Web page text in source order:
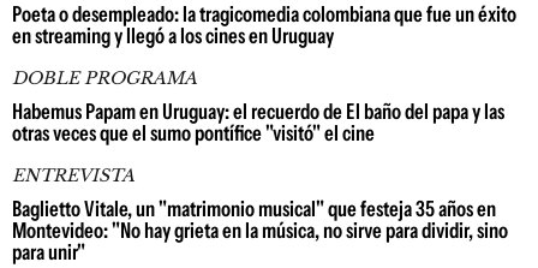
Poeta o desempleado: la tragicomedia colombiana que fue un éxito
en streaming y llegó a los cines en Uruguay
DOBLE PROGRAMA
Habemus Papam en Uruguay: el recuerdo de El baño del papa y las
otras veces que el sumo pontífice "visitó" el cine
ENTREVISTA
Baglietto Vitale, un "matrimonio musical" que festeja 35 años en
Montevideo: "No hay grieta en la música, no sirve para dividir, sino
para unir"